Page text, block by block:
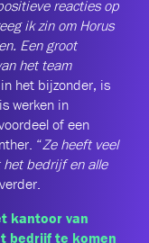
reacties op
ik zin om Horus
Een groot
het team
het bijzonder, is
werken in
of een
“Ze heeft veel
het bedrijf en alle
kantoor van
bedrijf te komen